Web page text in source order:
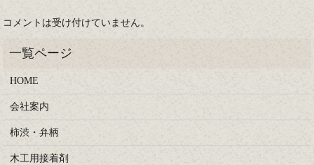
コメントは受け付けていません。
HOME
会社案内
柿渋・弁柄
木工用接着剤